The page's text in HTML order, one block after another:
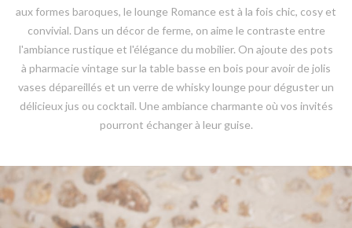
aux formes baroques, le lounge Romance est à la fois chic, cosy et
convivial. Dans un décor de ferme, on aime le contraste entre
l'ambiance rustique et l'élégance du mobilier. On ajoute des pots
à pharmacie vintage sur la table basse en bois pour avoir de jolis
vases dépareillés et un verre de whisky lounge pour déguster un
délicieux jus ou cocktail. Une ambiance charmante où vos invités
pourront échanger à leur guise.